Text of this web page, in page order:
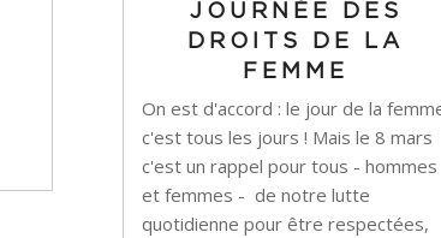
JOURNÉE DES
DROITS DE LA
FEMME
On est d'accord : le jour de la
c'est tous les jours ! Mais le 8 mars
c'est un rappel pour tous - hommes
et femmes - de notre lutte
quotidienne pour être respectées,